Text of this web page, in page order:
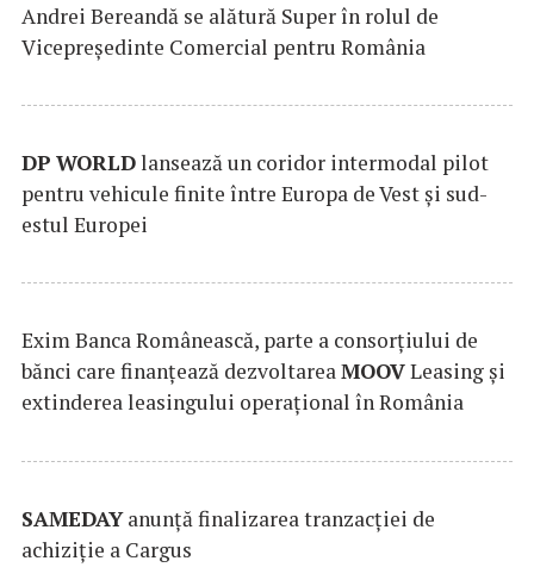
Andrei Bereandă se alătură Super în rolul de
Vicepreședinte Comercial pentru România
DP WORLDlansează un coridor intermodal pilot
pentru vehicule finite între Europa de Vest și sud-
estul Europei
Exim Banca Românească, parte a consorțiului de
bănci care finanțează dezvoltareaMOOVLeasing și
extinderea leasingului operațional în România
SAMEDAYanunță finalizarea tranzacției de
achiziție a Cargus